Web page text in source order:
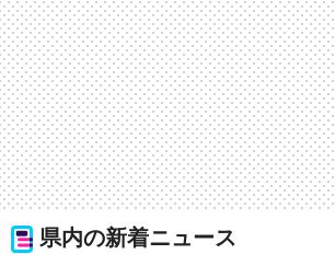
県内の新着ニュース